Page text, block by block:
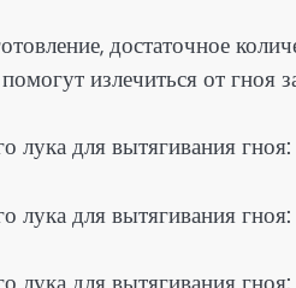
достаточное
излечиться от гноя